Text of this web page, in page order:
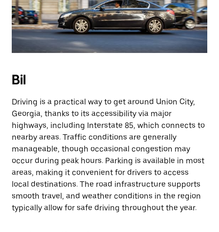
Bil
Driving is a practical way to get around Union City,
Georgia, thanks to its accessibility via major
highways, including Interstate 85, which connects to
nearby areas. Traffic conditions are generally
manageable, though occasional congestion may
occur during peak hours. Parking is available in most
areas, making it convenient for drivers to access
local destinations. The road infrastructure supports
smooth travel, and weather conditions in the region
typically allow for safe driving throughout the year.